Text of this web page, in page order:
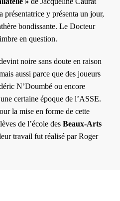
y présenta un jour,
bondissante. Le Docteur
en question.
noire sans doute en raison
aussi parce que des joueurs
N’Doumbé ou encore
certaine époque de l’ASSE.
la mise en forme de cette
de l’école des Beaux-Arts
travail fut réalisé par Roger